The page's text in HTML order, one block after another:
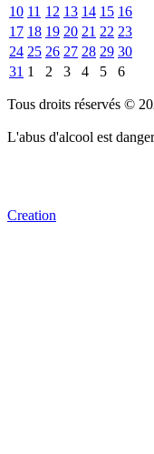
10 11 12 13 14 15 16
17 18 19 20 21 22 23
24 25 26 27 28 29 30
31 1 2 3 4 5 6
Tous droits réservés ©
L'abus d'alcool est
Creation